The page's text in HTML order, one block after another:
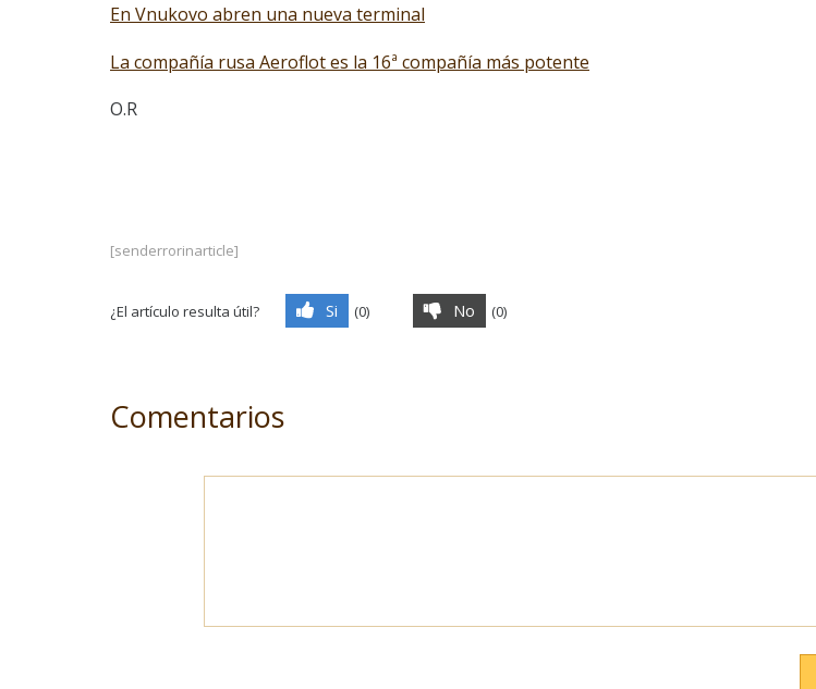
En Vnukovo abren una nueva terminal
La compañía rusa Aeroflot es la 16ª compañía más potente
O.R
[senderrorinarticle]
¿El artículo resulta útil? Si (0) No (0)
Comentarios